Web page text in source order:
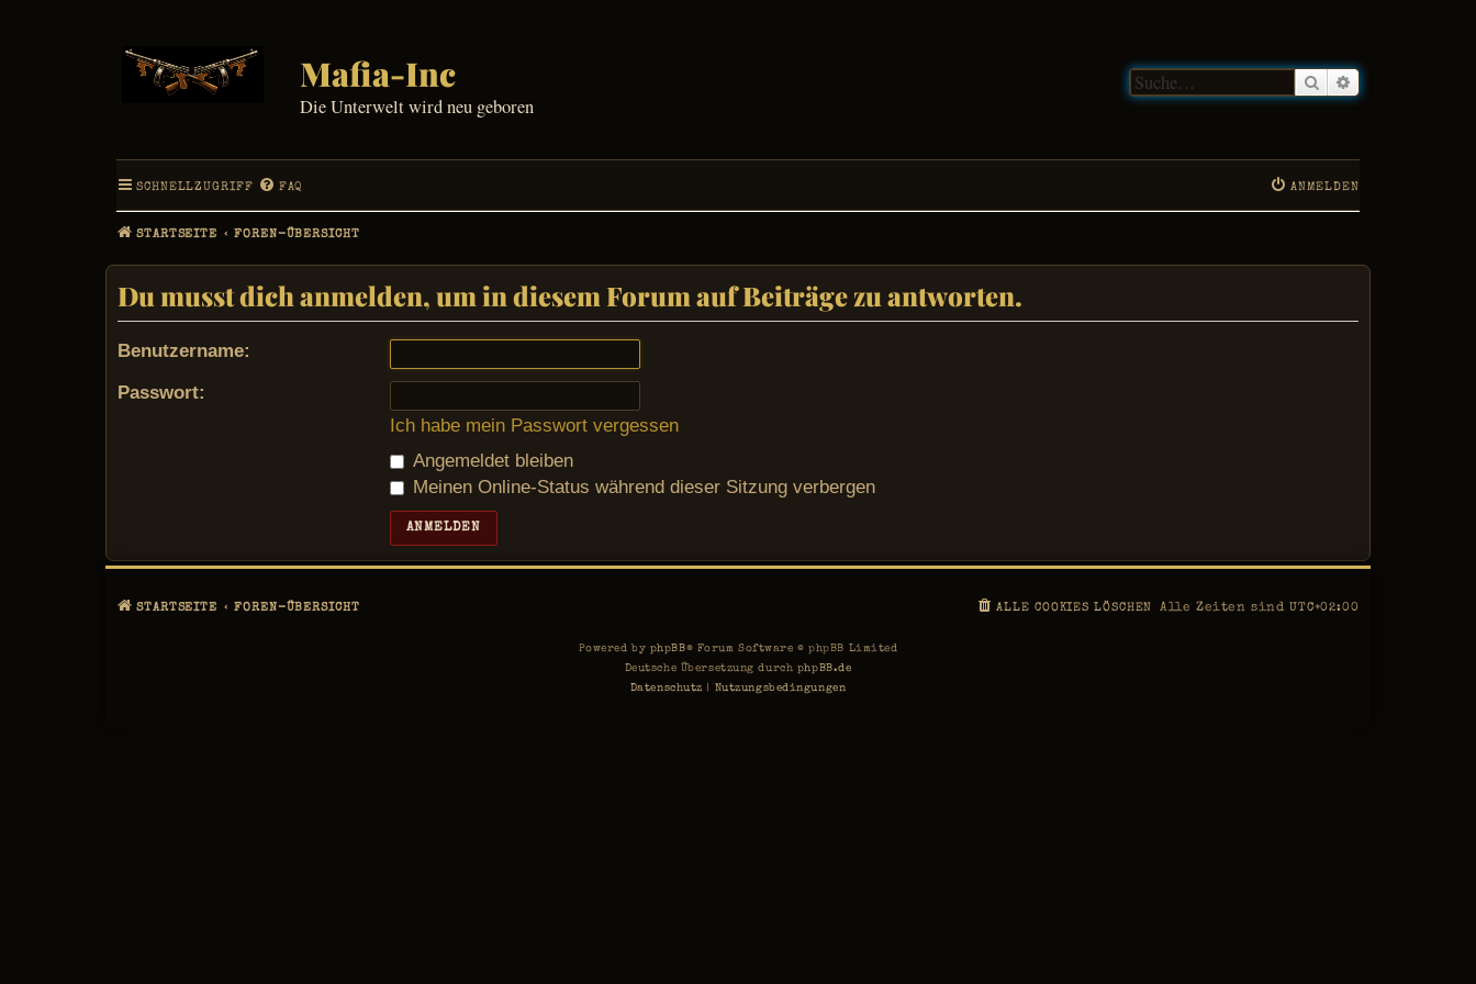
Mafia-Inc
Die Unterwelt wird neu geboren
Suche
SCHNELLZUGRIFF FAQ ANMELDEN
STARTSEITE FOREN-ÜBERSICHT
Du musst dich anmelden, um in diesem Forum auf Beiträge zu antworten.
Benutzername:
Passwort:
Ich habe mein Passwort vergessen
Angemeldet bleiben
Meinen Online-Status während dieser Sitzung verbergen
STARTSEITE FOREN-ÜBERSICHT Alle Zeiten sind UTC+02:00
ALLE COOKIES LÖSCHEN
Powered by phpBB® Forum Software © phpBB Limited
Deutsche Übersetzung durch phpBB.de
Datenschutz
Nutzungsbedingungen